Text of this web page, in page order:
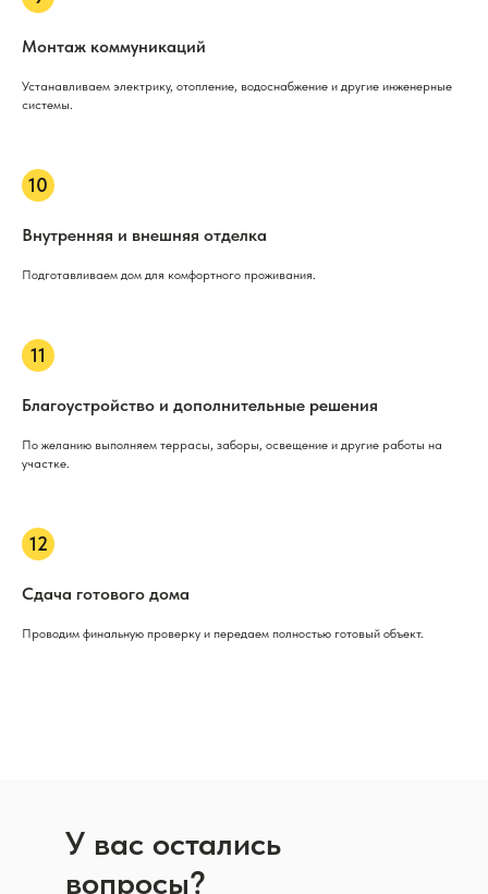
Монтаж коммуникаций
Устанавливаем электрику, отопление, водоснабжение и другие инженерные
системы.
Внутренняя и внешняя отделка
Подготавливаем дом для комфортного проживания.
Благоустройство и дополнительные решения
По желанию выполняем террасы, заборы, освещение и другие работы на
участке.
Сдача готового дома
Проводим финальную проверку и передаем полностью готовый объект.
У вас остались
вопросы?